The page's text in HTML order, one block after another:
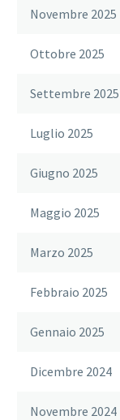
Novembre 2025
Ottobre 2025
Settembre 2025
Luglio 2025
Giugno 2025
Maggio 2025
Marzo 2025
Febbraio 2025
Gennaio 2025
Dicembre 2024
Novembre 2024